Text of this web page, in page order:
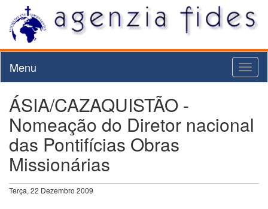
Menu
ÁSIA/CAZAQUISTÃO -
Nomeação do Diretor nacional
das Pontifícias Obras
Missionárias
Terça, 22 Dezembro 2009